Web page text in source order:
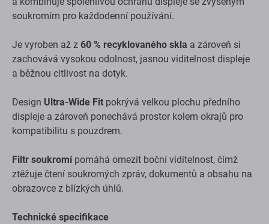
soukromím pro každodenní používání.
Je vyroben až z 60 % recyklovaného skla a zároveň si
zachovává vysokou odolnost, jasnou viditelnost displeje
a běžnou citlivost na dotyk.
Design Ultra-Wide Fit pokrývá velkou plochu předního
displeje a zároveň ponechává prostor kolem okrajů pro
kompatibilitu s pouzdrem.
Filtr soukromípomáhá omezit boční viditelnost, čímž
ztěžuje čtení soukromých zpráv, dokumentů a obsahu na
obrazovce z blízkých úhlů.
Technické specifikace